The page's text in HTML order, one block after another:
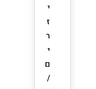
י
ז
ר
י
ם
/